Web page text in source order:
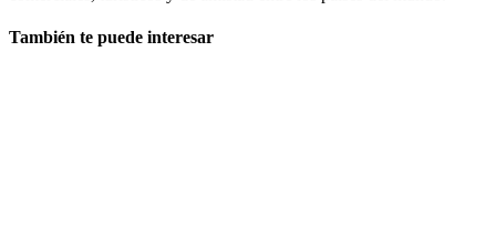
También te puede interesar